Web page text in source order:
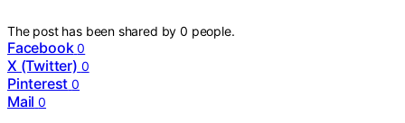
The post has been shared by0 people.
Facebook 0
X (Twitter) 0
Pinterest 0
Mail 0